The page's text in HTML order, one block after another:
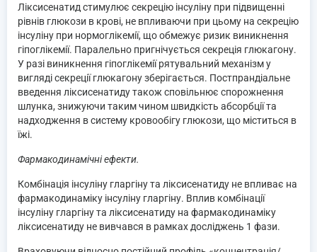
Ліксисенатид стимулює секрецію інсуліну при підвищенні
рівнів глюкози в крові, не впливаючи при цьому на секрецію
інсуліну при нормоглікемії, що обмежує ризик виникнення
гіпоглікемії. Паралельно пригнічується секреція глюкагону.
У разі виникнення гіпоглікемії рятувальний механізм у
вигляді секреції глюкагону зберігається. Постпрандіальне
введення ліксисенатиду також сповільнює спорожнення
шлунка, знижуючи таким чином швидкість абсорбції та
надходження в систему кровообігу глюкози, що міститься в
їжі.
Фармакодинамічні ефекти.
Комбінація інсуліну гларгіну та ліксисенатиду не впливає на
фармакодинаміку інсуліну гларгіну. Вплив комбінації
інсуліну гларгіну та ліксисенатиду на фармакодинаміку
ліксисенатиду не вивчався в рамках досліджень 1 фази.